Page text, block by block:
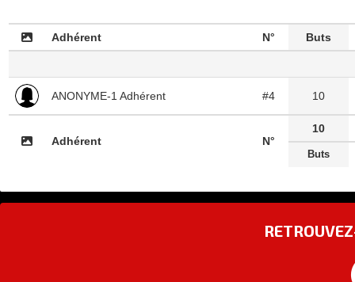
Adhérent N° Buts
ANONYME-1 Adhérent #4 10
Adhérent N°
10
Buts